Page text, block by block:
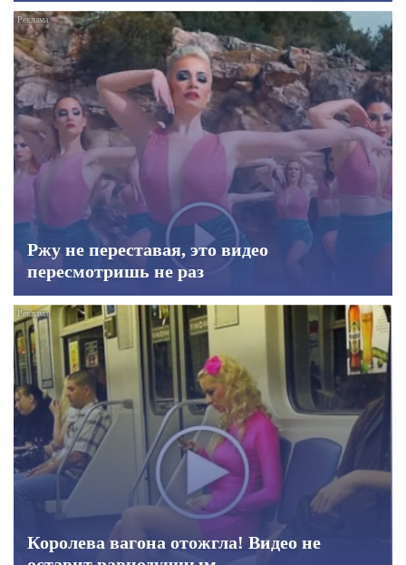
Ржу не переставая, это видео
пересмотришь не раз
Королева вагона отожгла! Видео не